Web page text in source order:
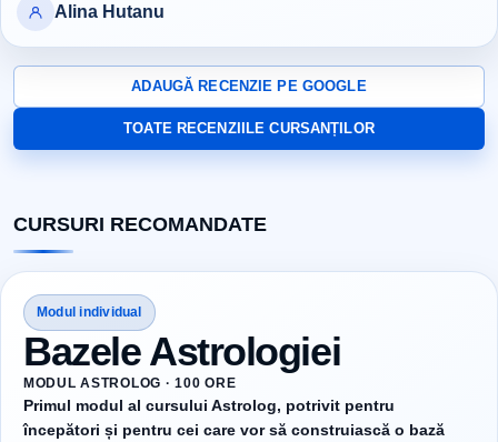
Alina Hutanu
ADAUGĂ RECENZIE PE GOOGLE
TOATE RECENZIILE CURSANȚILOR
CURSURI RECOMANDATE
Modul individual
Bazele Astrologiei
MODUL ASTROLOG · 100 ORE
Primul modul al cursului Astrolog, potrivit pentru
începători și pentru cei care vor să construiască o bază